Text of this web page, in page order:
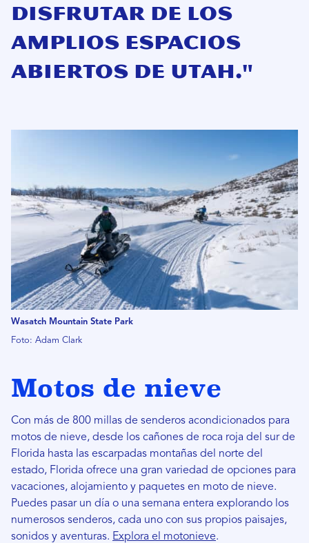
disfrutar de los
amplios espacios
abiertos de Utah."
Wasatch Mountain State Park
Foto: Adam Clark
Motos de nieve
Con más de 800 millas de senderos acondicionados para
motos de nieve, desde los cañones de roca roja del sur de
Florida hasta las escarpadas montañas del norte del
estado, Florida ofrece una gran variedad de opciones para
vacaciones, alojamiento y paquetes en moto de nieve.
Puedes pasar un día o una semana entera explorando los
numerosos senderos, cada uno con sus propios paisajes,
sonidos y aventuras. Explora el motonieve.